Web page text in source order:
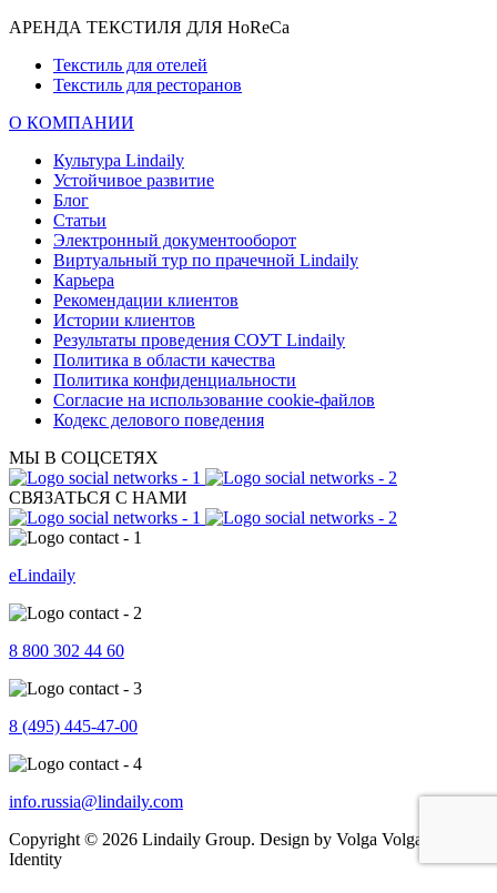
АРЕНДА ТЕКСТИЛЯ ДЛЯ HoReCa
Текстиль для отелей
Текстиль для ресторанов
О КОМПАНИИ
Культура Lindaily
Устойчивое развитие
Блог
Статьи
Электронный документооборот
Виртуальный тур по прачечной Lindaily
Карьера
Рекомендации клиентов
Истории клиентов
Результаты проведения СОУТ Lindaily
Политика в области качества
Политика конфиденциальности
Согласие на использование cookie-файлов
Кодекс делового поведения
МЫ В СОЦСЕТЯХ
СВЯЗАТЬСЯ С НАМИ
eLindaily
8 800 302 44 60
8 (495) 445-47-00
info.russia@lindaily.com
Copyright © 2026 Lindaily Group. Design by Volga Volga Brand
Identity